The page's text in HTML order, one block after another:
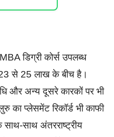
डिग्री कोर्स उपलब्ध
से 25 लाख के बीच है।
और अन्य दूसरे कारकों पर भी
का प्लेसमेंट रिकॉर्ड भी काफी
साथ अंतरराष्ट्रीय